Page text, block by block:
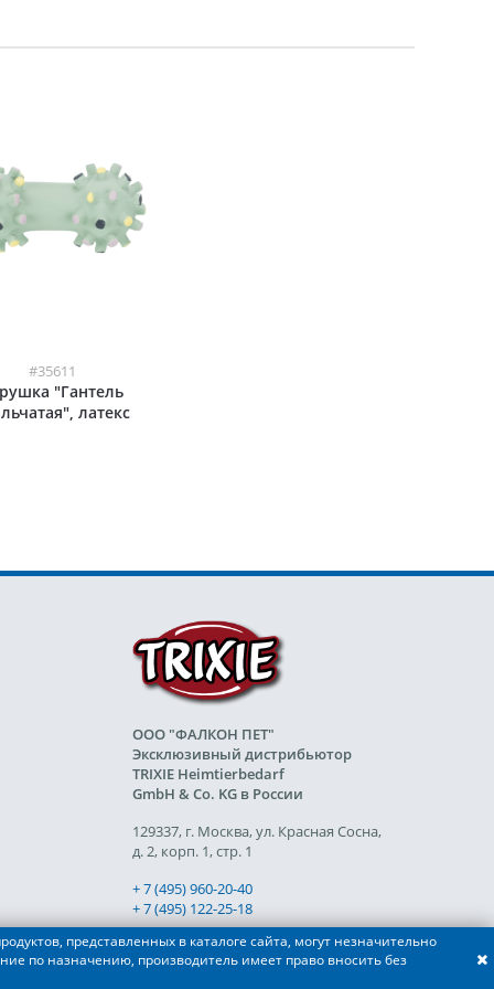
#35611
"Гантель
латекс
ООО "ФАЛКОН ПЕТ"
Эксклюзивный дистрибьютор
TRIXIE Heimtierbedarf
GmbH & Co. KG в России
129337, г. Москва, ул. Красная Сосна,
д. 2, корп. 1, стр. 1
+ 7 (495) 960-20-40
+ 7 (495) 122-25-18
представленных в каталоге сайта, могут незначительно
по назначению, производитель имеет право вносить без